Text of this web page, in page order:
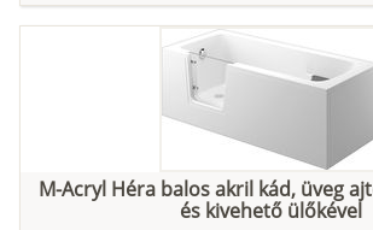
M-Acryl Héra balos akril kád, üveg
és kivehető ülőkével